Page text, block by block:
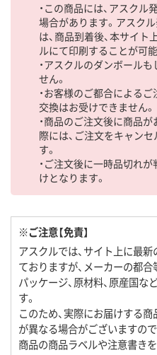
・この商品には、アスク
場合があります。アスク
は、商品到着後、本サイ
ルにて印刷することが可能
・アスクルのダンボール
せん。
・お客様のご都合によるご
交換はお受けできません。
・商品のご注文後に商品
際には、ご注文をキャン
す。
・ご注文後に一時品切れ
けとなります。
※ご注意【免責】
アスクルでは、サイト上に最
ておりますが、メーカーの都合
パッケージ、原材料、原産国な
す。
このため、実際にお届けする
が異なる場合がございますの
商品の商品ラベルや注意書き